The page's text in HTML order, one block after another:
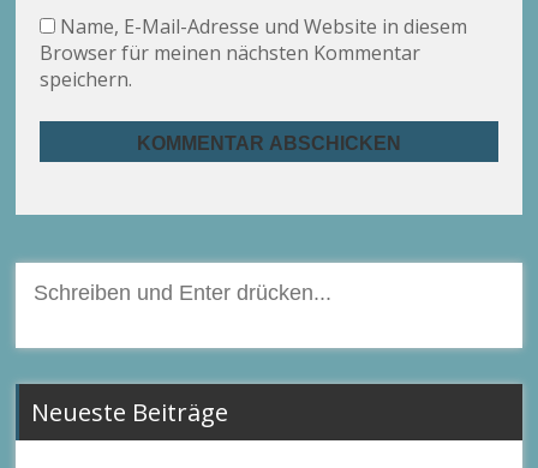
Name, E-Mail-Adresse und Website in diesem
Browser für meinen nächsten Kommentar
speichern.
nach:
Neueste Beiträge